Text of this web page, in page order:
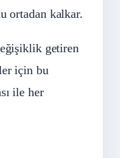
ortadan kalkar.
getiren
için bu
ile her